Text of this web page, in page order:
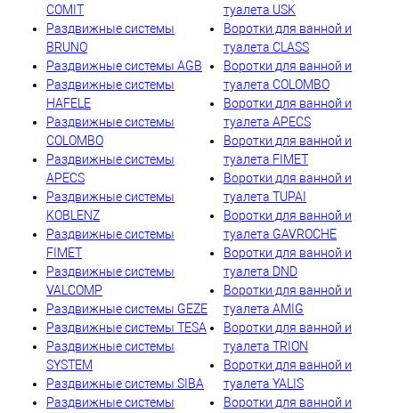
COMIT
Раздвижные системы
BRUNO
Раздвижные системы AGB
Раздвижные системы
HAFELE
Раздвижные системы
COLOMBO
Раздвижные системы
APECS
Раздвижные системы
KOBLENZ
Раздвижные системы
FIMET
Раздвижные системы
VALCOMP
Раздвижные системы GEZE
Раздвижные системы TESA
Раздвижные системы
SYSTEM
Раздвижные системы SIBA
Раздвижные системы
туалета USK
Воротки для ванной и
туалета CLASS
Воротки для ванной и
туалета COLOMBO
Воротки для ванной и
туалета APECS
Воротки для ванной и
туалета FIMET
Воротки для ванной и
туалета TUPAI
Воротки для ванной и
туалета GAVROCHE
Воротки для ванной и
туалета DND
Воротки для ванной и
туалета AMIG
Воротки для ванной и
туалета TRION
Воротки для ванной и
туалета YALIS
Воротки для ванной и